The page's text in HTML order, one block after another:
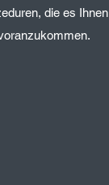
die es Ihnen